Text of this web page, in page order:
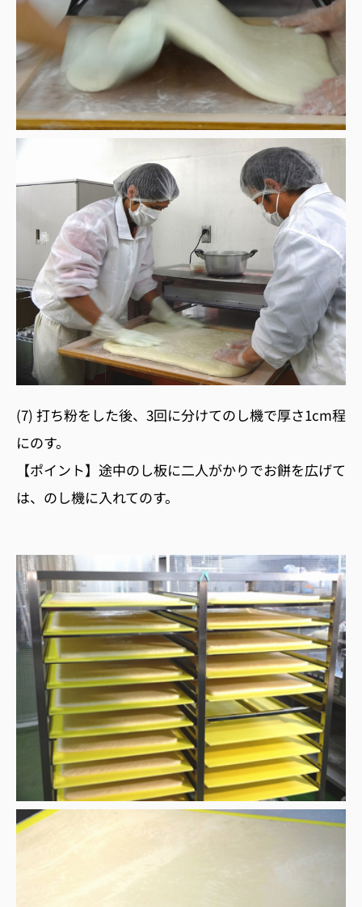
(7) 打ち粉をした後、3回に分けてのし機で厚さ1cm程
にのす。
【ポイント】途中のし板に二人がかりでお餅を広げて
は、のし機に入れてのす。